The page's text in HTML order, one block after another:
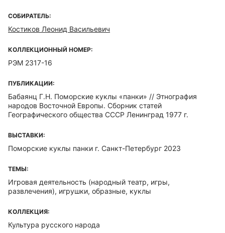
СОБИРАТЕЛЬ:
Костиков Леонид Васильевич
КОЛЛЕКЦИОННЫЙ НОМЕР:
РЭМ 2317-16
ПУБЛИКАЦИИ:
Бабаянц Г.Н. Поморские куклы «панки» // Этнография
народов Восточной Европы. Сборник статей
Географического общества СССР Ленинград 1977 г.
ВЫСТАВКИ:
Поморские куклы панки г. Санкт-Петербург 2023
ТЕМЫ:
Игровая деятельность (народный театр, игры,
развлечения), игрушки, образные, куклы
КОЛЛЕКЦИЯ:
Культура русского народа